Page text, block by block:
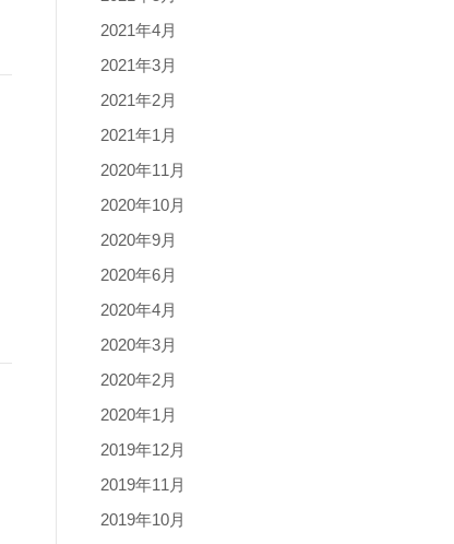
2021年4月
2021年3月
2021年2月
2021年1月
2020年11月
2020年10月
2020年9月
2020年6月
2020年4月
2020年3月
2020年2月
2020年1月
2019年12月
2019年11月
2019年10月